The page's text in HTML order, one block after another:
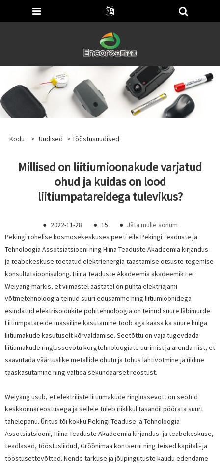
Kodu > Uudised > Tööstusuudised
Millised on liitiumioonakude varjatud
ohud ja kuidas on lood
liitiumpatareidega tulevikus?
● 2022-11-28 ● 15 ● Jäta mulle sõnum
Pekingi rohelise kosmosekeskuses peeti eile Pekingi Teaduste ja
Tehnoloogia Assotsiatsiooni ning Hiina Teaduste Akadeemia kirjandus-
ja teabekeskuse toetatud elektrienergia taastamise otsuste tegemise
konsultatsioonisalong. Hiina Teaduste Akadeemia akadeemik Fei
Weiyang märkis, et viimastel aastatel on puhta elektriajami
võtmetehnoloogia teinud suuri edusamme ning liitiumioonidega
esindatud elektrisõidukite põhitehnoloogia on teinud suure läbimurde.
Liitiumpatareide massiline kasutamine toob aga kaasa ka suure hulga
liitiumakude kasutuselt kõrvaldamise. Seetõttu on vaja tugevdada
liitiumakude ringlussevõtu kõrgtehnoloogiate uurimist ja arendamist, et
saavutada väärtuslike metallide ohutu ja tõhus lahtivõtmine ja üldine
taaskasutamine ning vältida sekundaarset reostust.
Weiyang usub, et elektriliste liitiumakude ringlussevõtt on seotud
keskkonnareostusega ja sellele tuleb riiklikul tasandil pöörata suurt
tähelepanu. Üritus tõi kokku Pekingi Teaduse ja Tehnoloogia
Assotsiatsiooni, Hiina Teaduste Akadeemia kirjandus- ja teabekeskuse,
teadlased, tööstusliidud, Gröönimaa kontserni ning teised kapitali- ja
tööstusettevõtted. Nende tarkuse ja jõupingutuste kaudu edendame